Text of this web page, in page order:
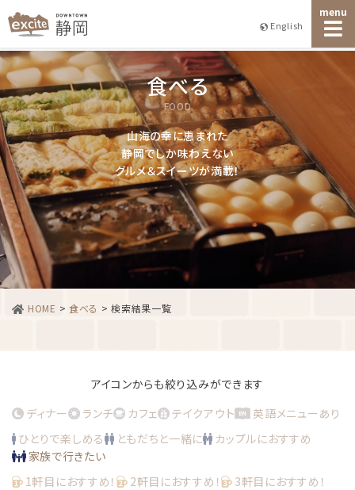
English
menu
食べる
FOOD
山海の幸に恵まれた
静岡でしか味わえない
グルメ＆スイーツが満載！
HOME > 食べる > 検索結果一覧
アイコンからも絞り込みができます
ディナー
ランチ カフェ テイクアウト
英語メニューあり
ひとりで楽しめる
ともだちと一緒に
カップルにおすすめ
家族で行きたい
1軒目におすすめ！
2軒目におすすめ！
3軒目におすすめ！